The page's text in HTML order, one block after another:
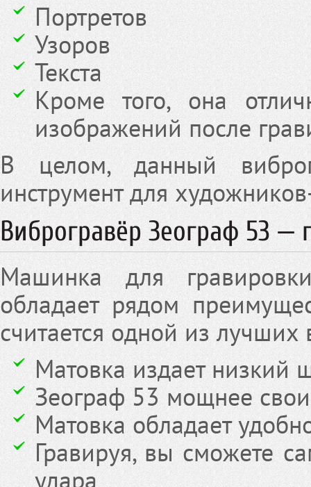
Портретов
Узоров
Текста
Кроме того, она
изображений после
В целом, данный
инструмент для
Виброгравёр Зеограф 53 —
Машинка для
обладает рядом
считается одной из лучших
Матовка издает низкий
Зеограф 53 мощнее
Матовка обладает
Гравируя, вы сможете
удара